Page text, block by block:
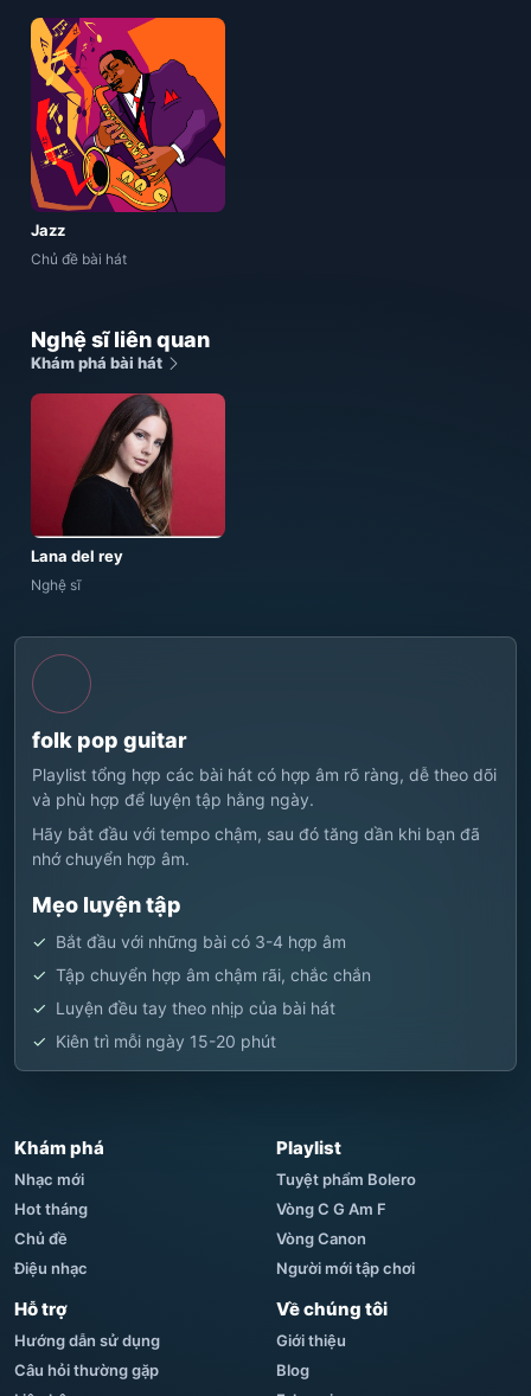
Jazz
Chủ đề bài hát
Nghệ sĩ liên quan
Khám phá bài hát
Lana del rey
Nghệ sĩ
folk pop guitar
Playlist tổng hợp các bài hát có hợp âm rõ ràng, dễ theo dõi
và phù hợp để luyện tập hằng ngày.
Hãy bắt đầu với tempo chậm, sau đó tăng dần khi bạn đã
nhớ chuyển hợp âm.
Mẹo luyện tập
Bắt đầu với những bài có 3-4 hợp âm
Tập chuyển hợp âm chậm rãi, chắc chắn
Luyện đều tay theo nhịp của bài hát
Kiên trì mỗi ngày 15-20 phút
Khám phá
Nhạc mới
Hot tháng
Chủ đề
Điệu nhạc
Playlist
Tuyệt phẩm Bolero
Vòng C G Am F
Vòng Canon
Người mới tập chơi
Hỗ trợ
Hướng dẫn sử dụng
Câu hỏi thường gặp
Về chúng tôi
Giới thiệu
Blog